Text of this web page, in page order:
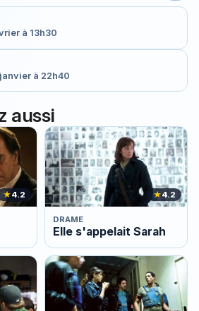
à 13h30
à 22h40
aussi
★4.2 ★4.2
DRAME
Elle s'appelait Sarah